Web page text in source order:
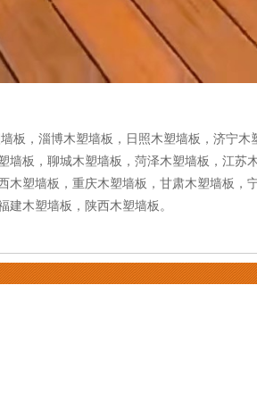
板 ， 淄博木塑墙板 ， 日照木塑墙板 ， 济宁木
墙板 ， 聊城木塑墙板 ， 菏泽木塑墙板 ， 江苏
木塑墙板 ， 重庆木塑墙板 ， 甘肃木塑墙板 ，
建木塑墙板 ， 陕西木塑墙板 。